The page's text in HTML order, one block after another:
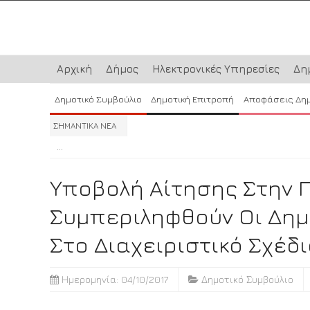
Αρχική Δήμος Ηλεκτρονικές Υπηρεσίες
Δημοτικό Συμβούλιο Δημοτική Επιτροπή Αποφάσεις
ΣΗΜΑΝΤΙΚΑ ΝΕΑ
...
Υποβολή Αίτησης Στην
Συμπεριληφθούν Οι
Στο Διαχειριστικό
Ημερομηνία: 04/10/2017 Δημοτικό Συμβούλιο